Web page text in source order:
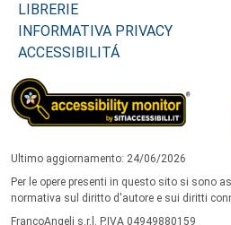
LIBRERIE
INFORMATIVA PRIVACY
ACCESSIBILITÁ
Ultimo aggiornamento: 24/06/2026
Per le opere presenti in questo sito si sono
normativa sul diritto d'autore e sui diritti
FrancoAngeli s.r.l. P.IVA 04949880159